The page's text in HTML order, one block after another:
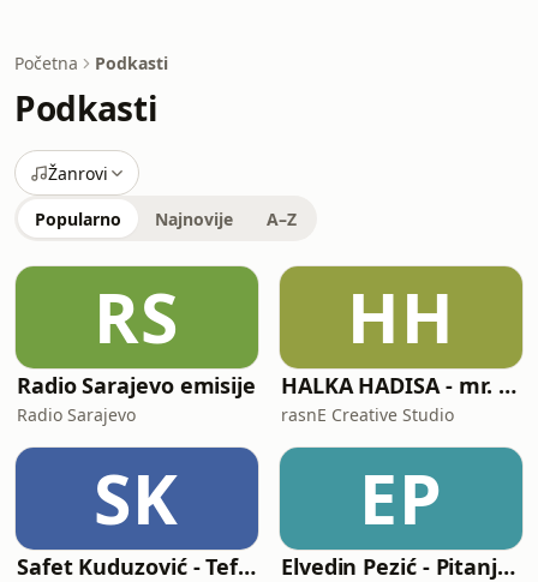
Početna Podkasti
Podkasti
Žanrovi
Popularno Najnovije A–Z
RS
Radio Sarajevo emisije
Radio Sarajevo
HH
HALKA HADISA - mr. hfz. Ammar Bašić
rasnE Creative Studio
SK
Safet Kuduzović - Tefsir Kur'ana
EP
Elvedin Pezić - Pitanja i odgovori